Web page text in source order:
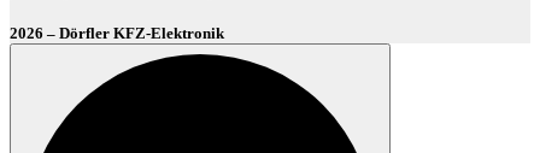
2026 – Dörfler KFZ-Elektronik